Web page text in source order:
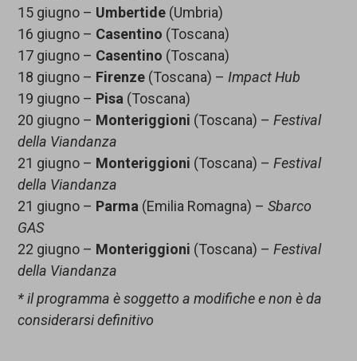
15 giugno – Umbertide (Umbria)
16 giugno – Casentino (Toscana)
17 giugno – Casentino (Toscana)
18 giugno – Firenze (Toscana) – Impact Hub
19 giugno – Pisa (Toscana)
20 giugno – Monteriggioni (Toscana) –Festival
della Viandanza
21 giugno – Monteriggioni (Toscana) –Festival
della Viandanza
21 giugno – Parma (Emilia Romagna) –Sbarco
GAS
22 giugno – Monteriggioni (Toscana) – Festival
della Viandanza
* il programma è soggetto a modifiche e non è da
considerarsi definitivo